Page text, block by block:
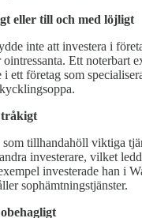
eller till och med löjligt
inte att investera i
Ett noterbart
i ett företag som
tråkigt
som tillhandahöll viktiga
investerare, vilket
investerade han i
sophämtningstjänster.